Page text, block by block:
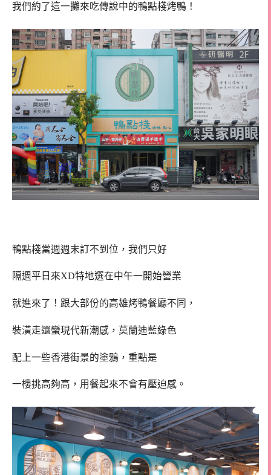
我們約了這一攤來吃傳說中的鴨點棧烤鴨！
鴨點棧當週週末訂不到位，我們只好
隔週平日來XD特地選在中午一開始營業
就進來了！跟大部份的高雄烤鴨餐廳不同，
裝潢走還蠻現代新潮感，莫蘭迪藍綠色
配上一些香港街景的塗鴉，重點是
一樓挑高夠高，用餐起來不會有壓迫感。